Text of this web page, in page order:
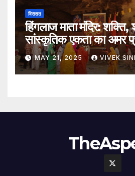
विरासत
हिंगलाज माता मंदिर: शक्ति,
सांस्कृतिक एकता का अमर
MAY 21, 2025 VIVEK